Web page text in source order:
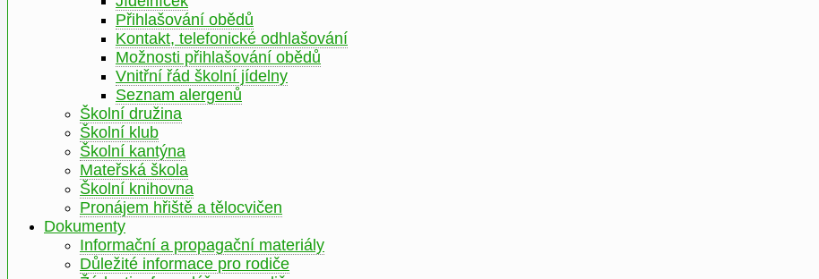
Přihlašování obědů
Kontakt, telefonické odhlašování
Možnosti přihlašování obědů
Vnitřní řád školní jídelny
Seznam alergenů
Školní družina
Školní klub
Školní kantýna
Mateřská škola
Školní knihovna
Pronájem hřiště a tělocvičen
Dokumenty
Informační a propagační materiály
Důležité informace pro rodiče